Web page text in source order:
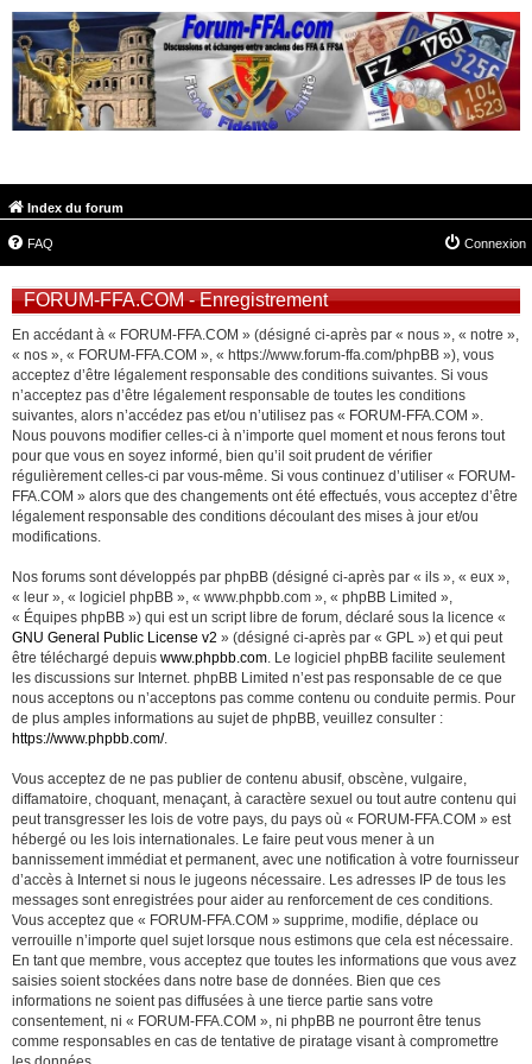
Index du forum
FAQ Connexion
FORUM-FFA.COM - Enregistrement
En accédant à « FORUM-FFA.COM » (désigné ci-après par « nous », « notre »,
« nos », « FORUM-FFA.COM », « https://www.forum-ffa.com/phpBB »), vous
acceptez d’être légalement responsable des conditions suivantes. Si vous
n’acceptez pas d’être légalement responsable de toutes les conditions
suivantes, alors n’accédez pas et/ou n’utilisez pas « FORUM-FFA.COM ».
Nous pouvons modifier celles-ci à n’importe quel moment et nous ferons tout
pour que vous en soyez informé, bien qu’il soit prudent de vérifier
régulièrement celles-ci par vous-même. Si vous continuez d’utiliser « FORUM-
FFA.COM » alors que des changements ont été effectués, vous acceptez d’être
légalement responsable des conditions découlant des mises à jour et/ou
modifications.
Nos forums sont développés par phpBB (désigné ci-après par « ils », « eux »,
« leur », « logiciel phpBB », « www.phpbb.com », « phpBB Limited »,
« Équipes phpBB ») qui est un script libre de forum, déclaré sous la licence «
GNU General Public License v2 » (désigné ci-après par « GPL ») et qui peut
être téléchargé depuis www.phpbb.com . Le logiciel phpBB facilite seulement
les discussions sur Internet. phpBB Limited n’est pas responsable de ce que
nous acceptons ou n’acceptons pas comme contenu ou conduite permis. Pour
de plus amples informations au sujet de phpBB, veuillez consulter :
https://www.phpbb.com/.
Vous acceptez de ne pas publier de contenu abusif, obscène, vulgaire,
diffamatoire, choquant, menaçant, à caractère sexuel ou tout autre contenu qui
peut transgresser les lois de votre pays, du pays où « FORUM-FFA.COM » est
hébergé ou les lois internationales. Le faire peut vous mener à un
bannissement immédiat et permanent, avec une notification à votre fournisseur
d’accès à Internet si nous le jugeons nécessaire. Les adresses IP de tous les
messages sont enregistrées pour aider au renforcement de ces conditions.
Vous acceptez que « FORUM-FFA.COM » supprime, modifie, déplace ou
verrouille n’importe quel sujet lorsque nous estimons que cela est nécessaire.
En tant que membre, vous acceptez que toutes les informations que vous avez
saisies soient stockées dans notre base de données. Bien que ces
informations ne soient pas diffusées à une tierce partie sans votre
consentement, ni « FORUM-FFA.COM », ni phpBB ne pourront être tenus
comme responsables en cas de tentative de piratage visant à compromettre